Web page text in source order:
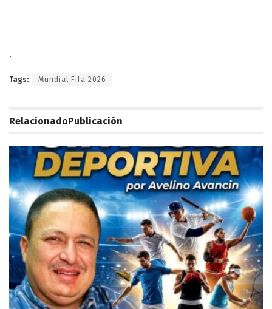
.
Tags: Mundial Fifa 2026
RelacionadoPublicación